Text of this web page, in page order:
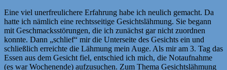
Eine viel unerfreulichere Erfahrung habe ich neulich gemacht. Da
hatte ich nämlich eine rechtsseitige Gesichtslähmung. Sie begann
mit Geschmacksstörungen, die ich zunächst gar nicht zuordnen
konnte. Dann „schlief“ mir die Unterseite des Gesichts ein und
schließlich erreichte die Lähmung mein Auge. Als mir am 3. Tag das
Essen aus dem Gesicht fiel, entschied ich mich, die Notaufnahme
(es war Wochenende) aufzusuchen. Zum Thema Gesichtslähmung